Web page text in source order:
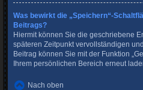
Was bewirkt die „Speichern“-
Beitrags?
Hiermit können Sie die geschriebene
späteren Zeitpunkt vervollständigen
Beitrag können Sie mit der Funktion
Ihrem persönlichen Bereich erneut
Nach oben